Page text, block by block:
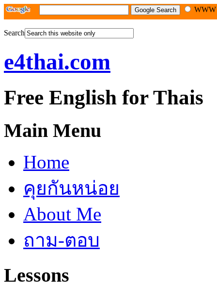
Search
e4thai.com
Free English for Thais
Main Menu
Home
คุยกันหน่อย
About Me
ถาม-ตอบ
Lessons